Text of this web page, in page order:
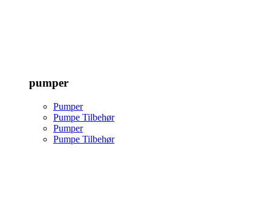
pumper
Pumper
Pumpe Tilbehør
Pumper
Pumpe Tilbehør